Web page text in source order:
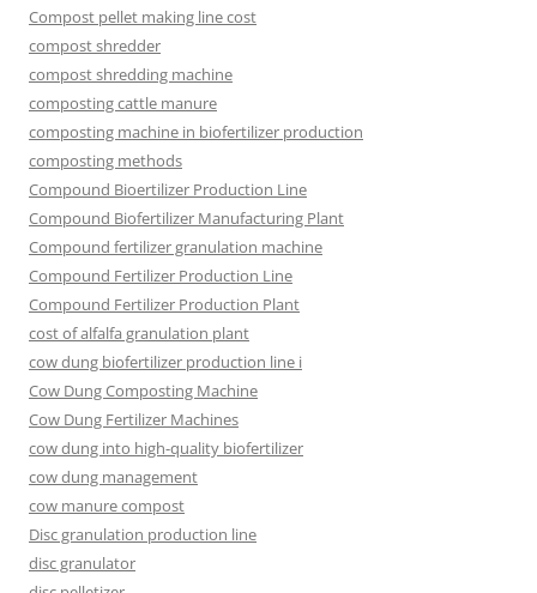
Compost pellet making line cost
compost shredder
compost shredding machine
composting cattle manure
composting machine in biofertilizer production
composting methods
Compound Bioertilizer Production Line
Compound Biofertilizer Manufacturing Plant
Compound fertilizer granulation machine
Compound Fertilizer Production Line
Compound Fertilizer Production Plant
cost of alfalfa granulation plant
cow dung biofertilizer production line i
Cow Dung Composting Machine
Cow Dung Fertilizer Machines
cow dung into high-quality biofertilizer
cow dung management
cow manure compost
Disc granulation production line
disc granulator